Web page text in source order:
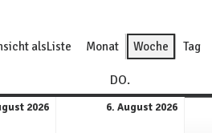
alsListe Monat Woche Tag
DO.
2026 6. August 2026